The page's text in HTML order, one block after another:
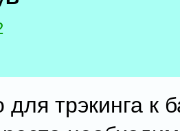
для трэкинга к